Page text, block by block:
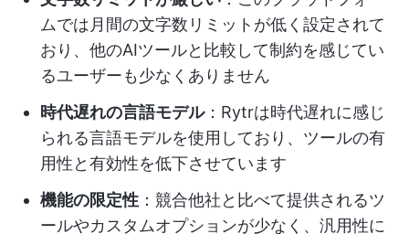
ムでは月間の文字数リミットが低く設定されて
おり、他のAIツールと比較して制約を感じてい
るユーザーも少なくありません
時代遅れの言語モデル：Rytrは時代遅れに感じ
られる言語モデルを使用しており、ツールの有
用性と有効性を低下させています
機能の限定性 ：競合他社と比べて提供されるツ
ールやカスタムオプションが少なく、汎用性に